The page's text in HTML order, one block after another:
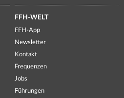
FFH-WELT
FFH-App
Newsletter
Kontakt
Frequenzen
Jobs
Führungen